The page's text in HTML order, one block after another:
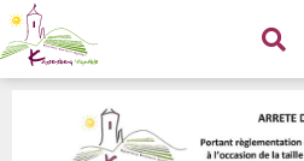
Panneau de gestion des cookies